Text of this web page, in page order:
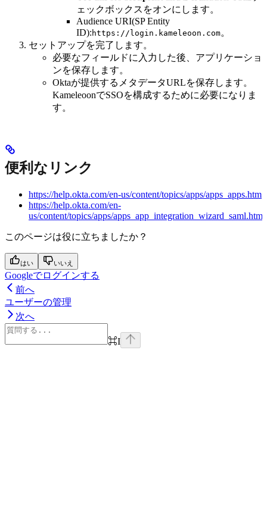
ェックボックスをオンにします。
Audience URI(SP Entity
ID): https://login.kameleoon.com。
セットアップを完了します。
必要なフィールドに入力した後、アプリケーショ
ンを保存します。
Oktaが提供するメタデータURLを保存します。
KameleoonでSSOを構成するために必要になりま
す。
便利なリンク
https://help.okta.com/en-us/content/topics/apps/apps_apps.htm
https://help.okta.com/en-
us/content/topics/apps/apps_app_integration_wizard_saml.htm
このページは役に立ちましたか？
はい いいえ
Googleでログインする
前へ
ユーザーの管理
次へ
⌘I